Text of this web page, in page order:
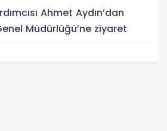
Ahmet Aydın’dan
Müdürlüğü’ne ziyaret